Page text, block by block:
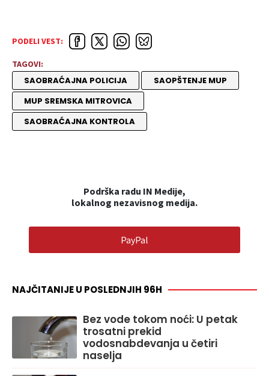
PODELI VEST:
TAGOVI:
SAOBRAĆAJNA POLICIJA
SAOPŠTENJE MUP
MUP SREMSKA MITROVICA
SAOBRAĆAJNA KONTROLA
Podrška radu IN Medije,
lokalnog nezavisnog medija.
PayPal
NAJČITANIJE U POSLEDNJIH 96H
Bez vode tokom noći: U petak
trosatni prekid
vodosnabdevanja u četiri
naselja